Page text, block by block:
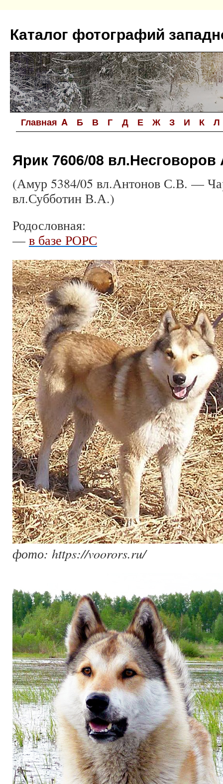
содержимому
Каталог фотографий
Главная A Б В Г Д Е Ж З И К Л
Ярик 7606/08
(Амур 5384/05 вл.Антонов С.В. —
вл.Субботин В.А.)
Родословная:
— в базе РОРС
фото: https://voorors.ru/